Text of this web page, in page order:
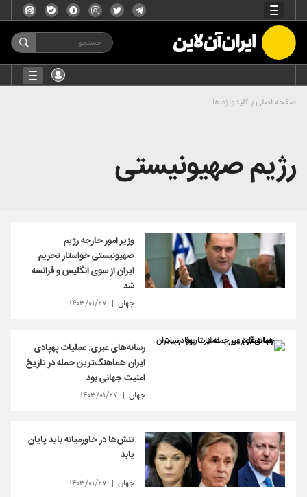
صفحه اصلی کلیدواژه ها
رژیم صهیونیستی
وزیر امور خارجه رژیم
صهیونیستی خواستار تحریم
ایران از سوی انگلیس و فرانسه
شد
جهان ۱۴۰۳/۰۱/۲۷
رسانه‌های عبری: عملیات پهپادی
ایران هماهنگ‌ترین حمله در تاریخ
امنیت جهانی بود
جهان ۱۴۰۳/۰۱/۲۷
تنش‌ها در خاورمیانه باید پایان
یابد
جهان ۱۴۰۳/۰۱/۲۷